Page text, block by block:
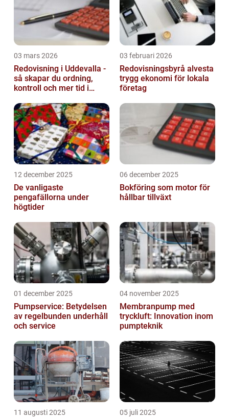
03 mars 2026
Redovisning i Uddevalla -
så skapar du ordning,
kontroll och mer tid i
03 februari 2026
Redovisningsbyrå alvesta
trygg ekonomi för lokala
företag
12 december 2025
De vanligaste
pengafällorna under
högtider
06 december 2025
Bokföring som motor för
hållbar tillväxt
01 december 2025
Pumpservice: Betydelsen
av regelbunden underhåll
och service
04 november 2025
Membranpump med
tryckluft: Innovation inom
pumpteknik
11 augusti 2025 05 juli 2025